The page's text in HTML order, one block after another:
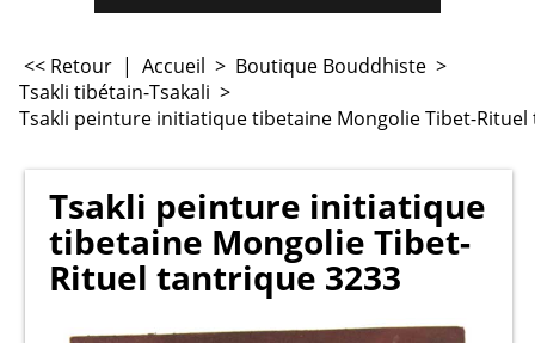
<< Retour | Accueil > Boutique Bouddhiste >
Tsakli tibétain-Tsakali >
Tsakli peinture initiatique tibetaine Mongolie Tibet-
Tsakli peinture initiatique
tibetaine Mongolie Tibet-
Rituel tantrique 3233